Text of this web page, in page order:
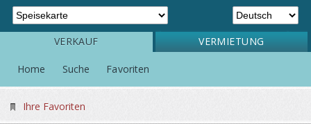
VERKAUF VERMIETUNG
Home Suche Favoriten
Ihre Favoriten